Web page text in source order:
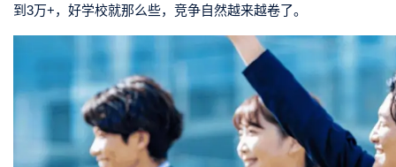
到3万+，好学校就那么些，竞争自然越来越卷了。